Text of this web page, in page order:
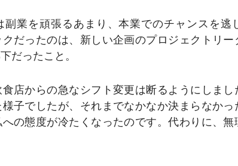
副業を頑張るあまり、本業でのチャンスを逃
だったのは、新しい企画のプロジェクトリ
だったこと。
食店からの急なシフト変更は断るようにしま
子でしたが、それまでなかなか決まらなかっ
の態度が冷たくなったのです。代わりに、無